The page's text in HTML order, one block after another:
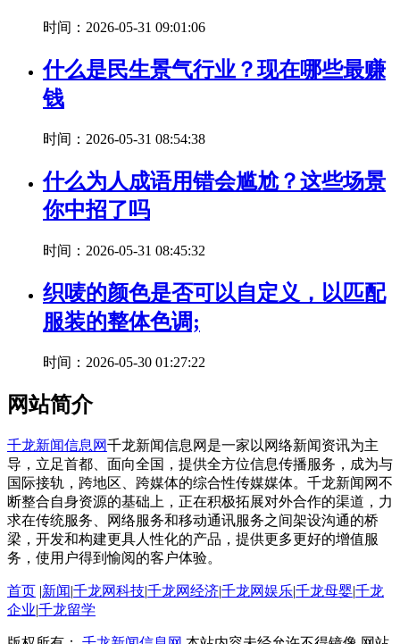
时间：2026-05-31 09:01:06
什么是民生景气行业？现在哪些最赚
钱
时间：2026-05-31 08:54:38
什么为人成语用错会尴尬？这些场景
你中招了吗
时间：2026-05-31 08:45:32
织唛的颜色是否可以自定义，以匹配
服装的整体色调;
时间：2026-05-30 01:27:22
网站简介
千龙新闻信息网千龙新闻信息网是一家以网络新闻资讯为主
导，立足首都、面向全国，提供全方位信息传播服务，成为与
国际接轨，跨地区、跨媒体的综合性传媒媒体。千龙新闻网不
断整合自身资源的基础上，正在积极拓展对外合作的渠道，力
求在传统服务、网络服务和移动通讯服务之间架设沟通的桥
梁，开发和构建更具人性化的产品，提供更多更好的增值服
务，使用户得到愉阅的客户体验。
首页 |新闻|千龙网科技|千龙网经济|千龙网娱乐|千龙母婴|千龙
企业|千龙留学